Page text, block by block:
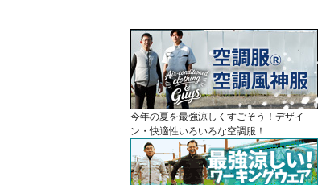
今年の夏を最強涼しくすごそう！デザイ
ン・快適性いろいろな空調服！